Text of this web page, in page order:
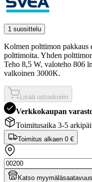
1 suosittelu
Kolmen polttimon pakkaus
polttimoita. Yhden
Teho 8,5 W, valoteho 806
valkoinen 3000K.
Lisää ostoskoriin
Verkkokaupan
Toimitusaika 3-5
Toimitus alkaen 0 €
Katso myymäläsaatavuus